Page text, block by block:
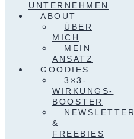
UNTERNEHMEN
ABOUT
ÜBER
MICH
MEIN
ANSATZ
GOODIES
3×3-
WIRKUNGS-
BOOSTER
NEWSLETTER
&
FREEBIES